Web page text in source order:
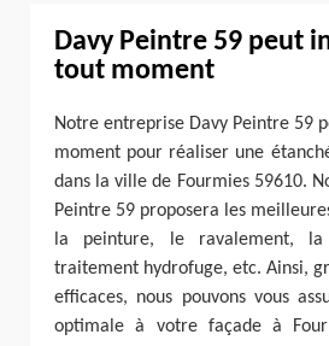
Davy Peintre 59 peut
tout moment
Notre entreprise Davy Peintre 59
moment pour réaliser une
dans la ville de Fourmies 59610.
Peintre 59 proposera les
la peinture, le ravalement, la
traitement hydrofuge, etc. Ainsi,
efficaces, nous pouvons vous
optimale à votre façade à